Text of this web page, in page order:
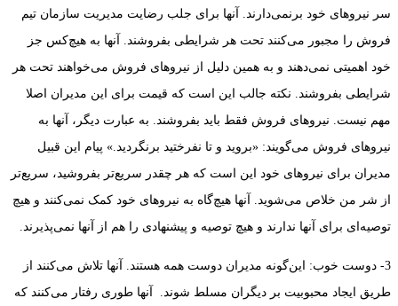
سر نیروهای خود برنمی‌دارند. آنها برای جلب رضایت مدیریت سازمان تیم
فروش را مجبور می‌کنند تحت هر شرایطی بفروشند. آنها به هیچ‌کس جز
خود اهمیتی نمی‌دهند و به همین دلیل از نیروهای فروش می‌خواهند تحت هر
شرایطی بفروشند. نکته جالب این است که قیمت برای این مدیران اصلا
مهم نیست. نیروهای فروش فقط باید بفروشند. به عبارت دیگر، آنها به
نیروهای فروش می‌گویند: «بروید و تا نفرختید برنگردید.» پیام این قبیل
مدیران برای نیروهای خود این است که هر چقدر سریع‌تر بفروشید، سریع‌تر
از شر من خلاص می‌شوید. آنها هیچ‌گاه به نیروهای خود کمک نمی‌کنند و هیچ
توصیه‌ای برای آنها ندارند و هیچ توصیه و پیشنهادی را هم از آنها نمی‌پذیرند.
3- دوست خوب‌: این‌گونه مدیران دوست همه هستند. آنها تلاش می‌کنند از
طریق ایجاد محبوبیت بر دیگران مسلط شوند. آنها طوری رفتار می‌کنند که